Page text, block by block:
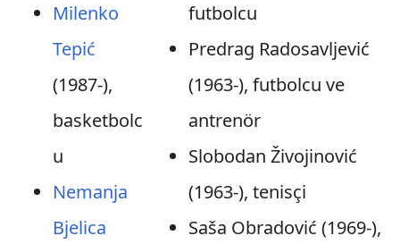
Milenko
Tepić
(1987-),
basketbolc
u
Nemanja
Bjelica
futbolcu
Predrag Radosavljević
(1963-), futbolcu ve
antrenör
Slobodan Živojinović
(1963-), tenisçi
Saša Obradović (1969-),